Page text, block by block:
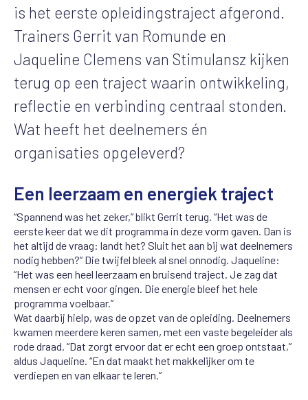
is het eerste opleidingstraject afgerond.
Trainers Gerrit van Romunde en
Jaqueline Clemens van Stimulansz kijken
terug op een traject waarin ontwikkeling,
reflectie en verbinding centraal stonden.
Wat heeft het deelnemers én
organisaties opgeleverd?
Een leerzaam en energiek traject
“Spannend was het zeker,” blikt Gerrit terug. “Het was de
eerste keer dat we dit programma in deze vorm gaven. Dan is
het altijd de vraag: landt het? Sluit het aan bij wat deelnemers
nodig hebben?” Die twijfel bleek al snel onnodig. Jaqueline:
“Het was een heel leerzaam en bruisend traject. Je zag dat
mensen er echt voor gingen. Die energie bleef het hele
programma voelbaar.”
Wat daarbij hielp, was de opzet van de opleiding. Deelnemers
kwamen meerdere keren samen, met een vaste begeleider als
rode draad. “Dat zorgt ervoor dat er echt een groep ontstaat,”
aldus Jaqueline. “En dat maakt het makkelijker om te
verdiepen en van elkaar te leren.”